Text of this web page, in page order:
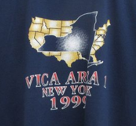
リーバイス
ア行 カ行
ハ行
マ行